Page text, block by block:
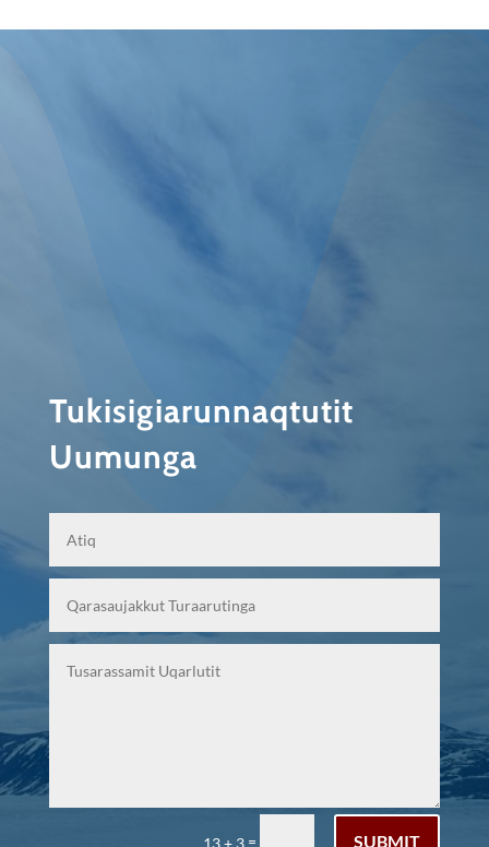
Tukisigiarunnaqtutit
Uumunga
13 + 3 = SUBMIT